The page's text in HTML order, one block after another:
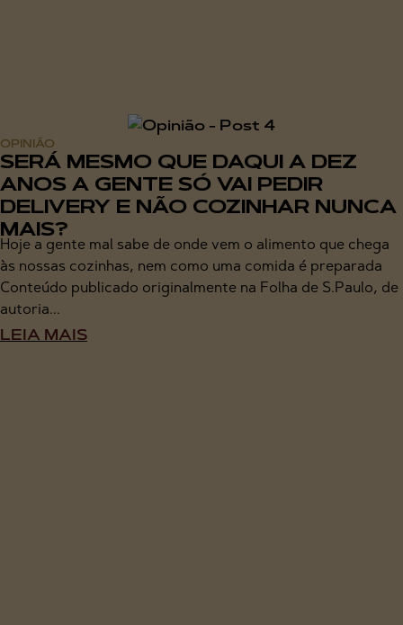
OPINIÃO
SERÁ MESMO QUE DAQUI A DEZ
ANOS A GENTE SÓ VAI PEDIR
DELIVERY E NÃO COZINHAR NUNCA
MAIS?
Hoje a gente mal sabe de onde vem o alimento que chega
às nossas cozinhas, nem como uma comida é preparada
Conteúdo publicado originalmente na Folha de S.Paulo, de
autoria...
LEIA MAIS